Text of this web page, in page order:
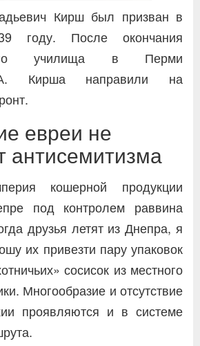
Кирш был призван в
году. После окончания
училища в Перми
А. Кирша направили на
евреи не
антисемитизма
кошерной продукции
под контролем раввина
друзья летят из Днепра, я
их привезти пару упаковок
сосисок из местного
Многообразие и отсутствие
проявляются и в системе